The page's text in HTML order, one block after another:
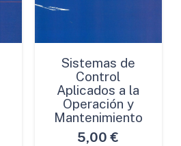
Sistemas de
Control
Aplicados a la
Operación y
Mantenimiento
5,00 €